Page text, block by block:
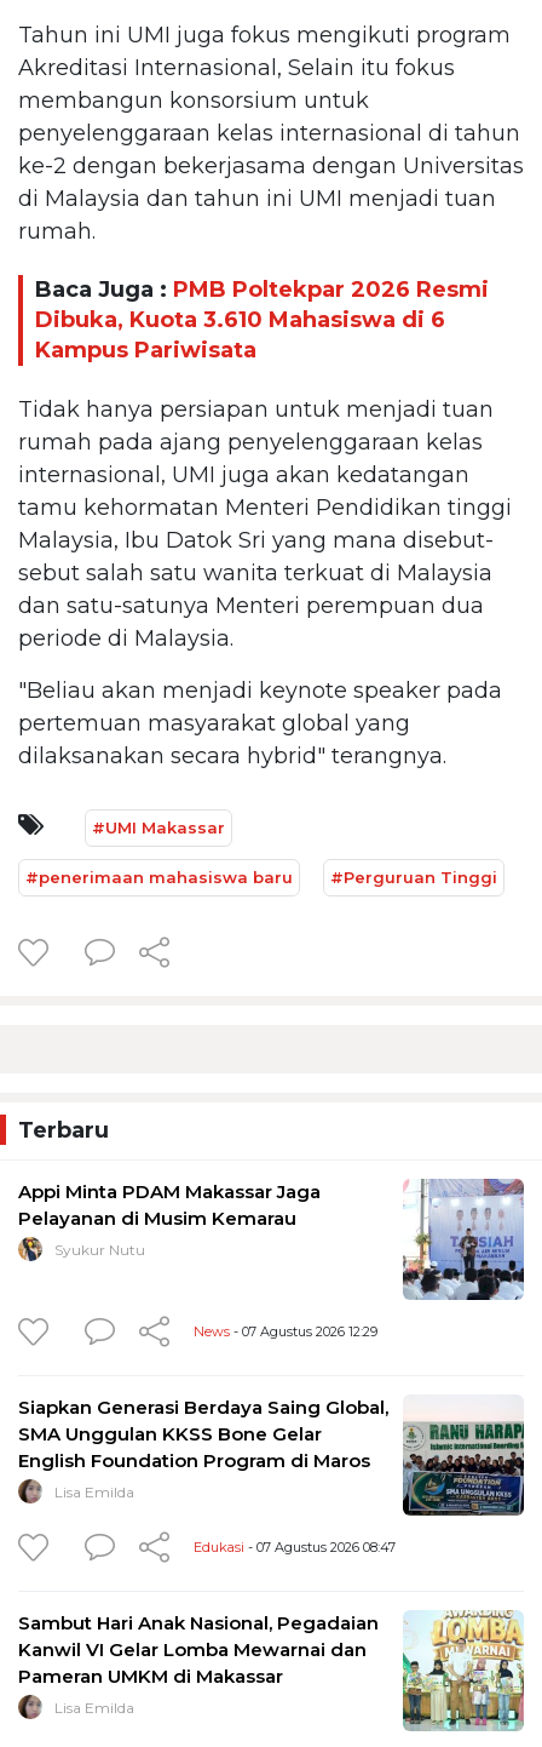
Tahun ini UMI juga fokus mengikuti program
Akreditasi Internasional, Selain itu fokus
membangun konsorsium untuk
penyelenggaraan kelas internasional di tahun
ke-2 dengan bekerjasama dengan Universitas
di Malaysia dan tahun ini UMI menjadi tuan
rumah.
Baca Juga : PMB Poltekpar 2026 Resmi
Dibuka, Kuota 3.610 Mahasiswa di 6
Kampus Pariwisata
Tidak hanya persiapan untuk menjadi tuan
rumah pada ajang penyelenggaraan kelas
internasional, UMI juga akan kedatangan
tamu kehormatan Menteri Pendidikan tinggi
Malaysia, Ibu Datok Sri yang mana disebut-
sebut salah satu wanita terkuat di Malaysia
dan satu-satunya Menteri perempuan dua
periode di Malaysia.
"Beliau akan menjadi keynote speaker pada
pertemuan masyarakat global yang
dilaksanakan secara hybrid" terangnya.
#UMI Makassar
#penerimaan mahasiswa baru #Perguruan Tinggi
Terbaru
Appi Minta PDAM Makassar Jaga
Pelayanan di Musim Kemarau
Syukur Nutu
News - 07 Agustus 2026 12:29
Siapkan Generasi Berdaya Saing Global,
SMA Unggulan KKSS Bone Gelar
English Foundation Program di Maros
Lisa Emilda
Edukasi - 07 Agustus 2026 08:47
Sambut Hari Anak Nasional, Pegadaian
Kanwil VI Gelar Lomba Mewarnai dan
Pameran UMKM di Makassar
Lisa Emilda